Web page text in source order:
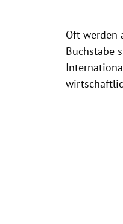
Oft werden
Buchstabe